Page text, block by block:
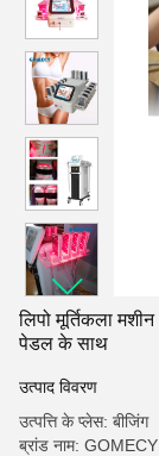
लिपो मूर्तिकला
पेडल के साथ
उत्पाद विवरण
उत्पत्ति के प्लेस: बीजिंग
ब्रांड नाम: GOMECY